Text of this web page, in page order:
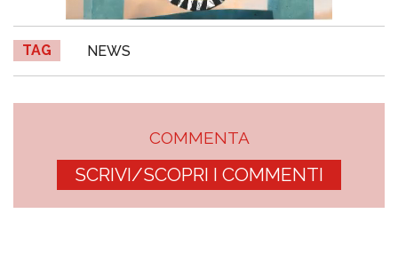
TAG NEWS
COMMENTA
SCRIVI/SCOPRI I COMMENTI